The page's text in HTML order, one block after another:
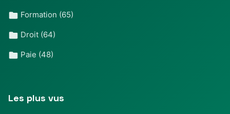
Formation (65)
Droit (64)
Paie (48)
Les plus vus